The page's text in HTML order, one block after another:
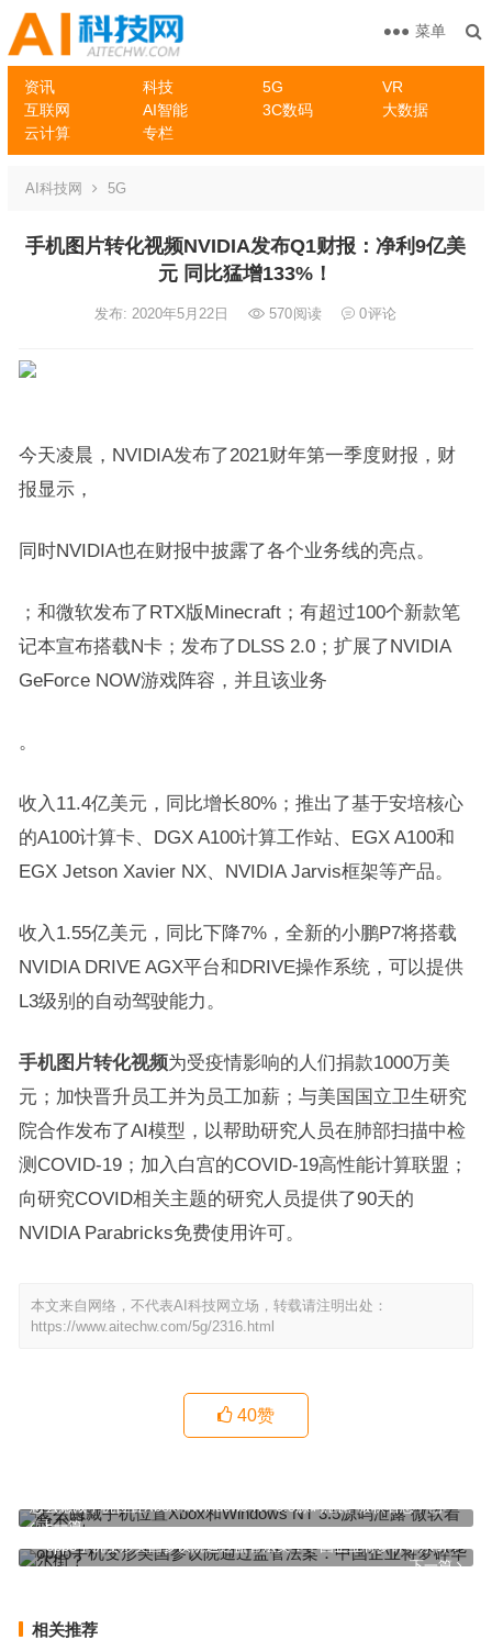
资讯 科技 5G
VR
互联网
AI智能 3C数码
大数据
云计算
专栏
菜单
AI科技网 5G
手机图片转化视频NVIDIA发布Q1财报：净利9亿美
元 同比猛增133%！
发布: 2020年5月22日 570阅读 0评论
今天凌晨，NVIDIA发布了2021财年第一季度财报，财
报显示，
同时NVIDIA也在财报中披露了各个业务线的亮点。
；和微软发布了RTX版Minecraft；有超过100个新款笔
记本宣布搭载N卡；发布了DLSS 2.0；扩展了NVIDIA
GeForce NOW游戏阵容，并且该业务
。
收入11.4亿美元，同比增长80%；推出了基于安培核心
的A100计算卡、DGX A100计算工作站、EGX A100和
EGX Jetson Xavier NX、NVIDIA Jarvis框架等产品。
收入1.55亿美元，同比下降7%，全新的小鹏P7将搭载
NVIDIA DRIVE AGX平台和DRIVE操作系统，可以提供
L3级别的自动驾驶能力。
手机图片转化视频为受疫情影响的人们捐款1000万美
元；加快晋升员工并为员工加薪；与美国国立卫生研究
院合作发布了AI模型，以帮助研究人员在肺部扫描中检
测COVID-19；加入白宫的COVID-19高性能计算联盟；
向研究COVID相关主题的研究人员提供了90天的
NVIDIA Parabricks免费使用许可。
本文来自网络，不代表AI科技网立场，转载请注明出处：
https://www.aitechw.com/5g/2316.html
40赞
上一篇
怎么隐藏手机位置Xbox和Windows NT 3.5源码泄露 微软着急不已
下一篇
oppo手机变形美国参议院通过监管法案：中国企业将梦碎华尔街？
相关推荐